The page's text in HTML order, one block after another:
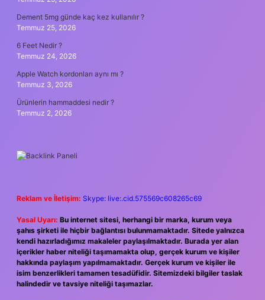
Dement 5mg günde kaç kez kullanılır ?
Temmuz 25, 2026
6 Feet Nedir ?
Temmuz 24, 2026
Apple Watch kordonları aynı mı ?
Temmuz 3, 2026
Ürünlerin hammaddesi nedir ?
Temmuz 2, 2026
Reklam ve İletişim: Skype: live:.cid.575569c608265c69
Yasal Uyarı: Bu internet sitesi, herhangi bir marka, kurum veya
şahıs şirketi ile hiçbir bağlantısı bulunmamaktadır. Sitede yalnızca
kendi hazırladığımız makaleler paylaşılmaktadır. Burada yer alan
içerikler haber niteliği taşımamakta olup, gerçek kurum ve kişiler
hakkında paylaşım yapılmamaktadır. Gerçek kurum ve kişiler ile
isim benzerlikleri tamamen tesadüfidir. Sitemizdeki bilgiler taslak
halindedir ve tavsiye niteliği taşımazlar.